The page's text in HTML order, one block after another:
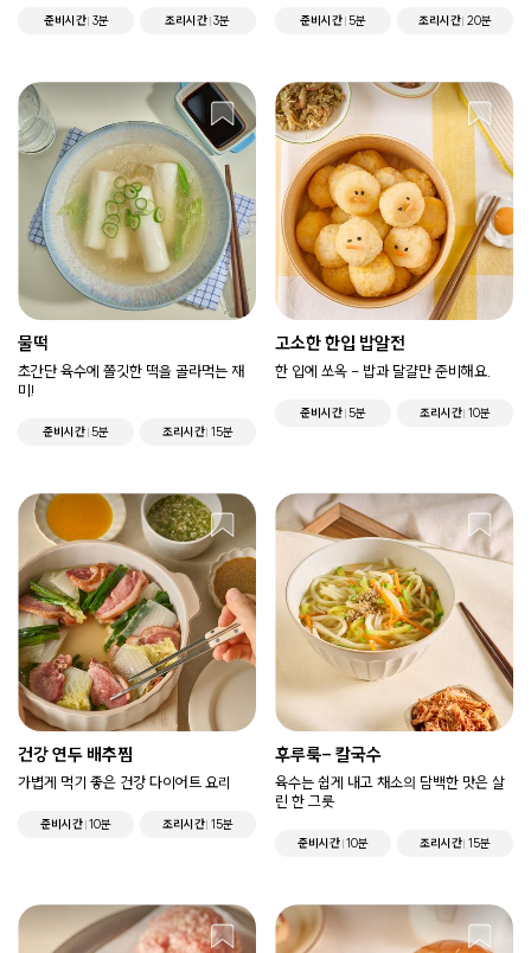
준비시간 3분 조리시간 3분 준비시간 5분 조리시간 20분
물떡
초간단 육수에 쫄깃한 떡을 골라먹는 재
미!
준비시간 5분 조리시간 15분
고소한 한입 밥알전
한 입에 쏘옥 - 밥과 달걀만 준비해요.
준비시간 5분 조리시간 10분
건강 연두 배추찜
가볍게 먹기 좋은 건강 다이어트 요리
준비시간 10분 조리시간 15분
후루룩- 칼국수
육수는 쉽게 내고 채소의 담백한 맛은 살
린 한 그릇
준비시간 10분 조리시간 15분